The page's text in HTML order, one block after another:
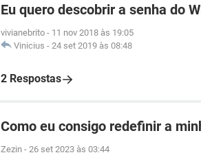
Eu quero descobrir a senha do
vivianebrito - 11 nov 2018 às 19:05
Vinicius - 24 set 2019 às 08:48
2 Respostas
Como eu consigo redefinir a
Zezin - 26 set 2023 às 03:44